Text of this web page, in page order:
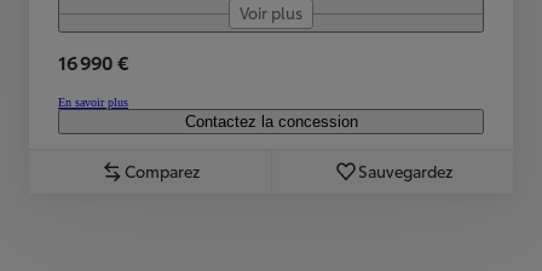
Voir plus
16 990 €
En savoir plus
Contactez la concession
Comparez Sauvegardez